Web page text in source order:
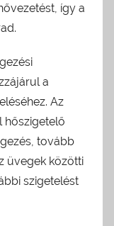
így a
a
Az
hőszigetelő
tovább
üvegek közötti
szigetelést